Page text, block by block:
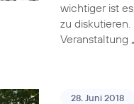
wichtiger ist
zu
Veranstaltung
28. Juni 2018